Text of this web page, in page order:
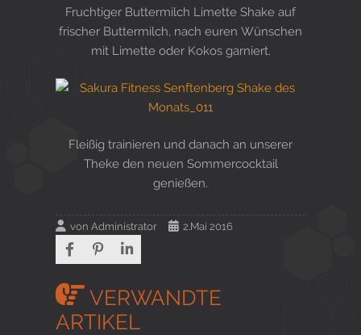
Aktiv für Ihre Gesundheit
Fruchtiger Buttermilch Limette Shake auf
frischer Buttermilch, nach euren Wünschen
mit Limette oder Kokos garniert.
Fleißig trainieren und danach an unserer
Theke den neuen Sommercocktail
genießen.
von Administrator 2.Mai 2016
VERWANDTE
ARTIKEL